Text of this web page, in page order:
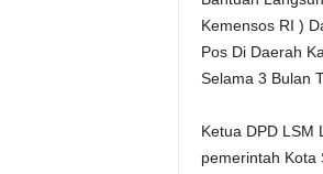
Kemensos RI )
Pos Di Daerah
Selama 3 Bulan
Ketua DPD LSM
pemerintah Kota